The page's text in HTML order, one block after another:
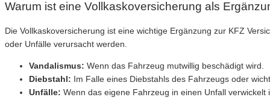
Warum ist eine Vollkaskoversicherung als
Die Vollkaskoversicherung ist eine wichtige Ergänzung zur KFZ
oder Unfälle verursacht werden.
Vandalismus: Wenn das Fahrzeug mutwillig beschädigt wird.
Diebstahl: Im Falle eines Diebstahls des Fahrzeugs oder
Unfälle: Wenn das eigene Fahrzeug in einen Unfall